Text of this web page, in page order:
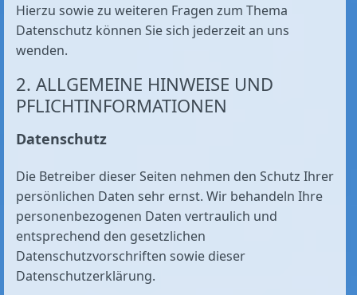
Hierzu sowie zu weiteren Fragen zum Thema
Datenschutz können Sie sich jederzeit an uns
wenden.
2. ALLGEMEINE HINWEISE UND
PFLICHT­INFORMATIONEN
Datenschutz
Die Betreiber dieser Seiten nehmen den Schutz Ihrer
persönlichen Daten sehr ernst. Wir behandeln Ihre
personenbezogenen Daten vertraulich und
entsprechend den gesetzlichen
Datenschutzvorschriften sowie dieser
Datenschutzerklärung.